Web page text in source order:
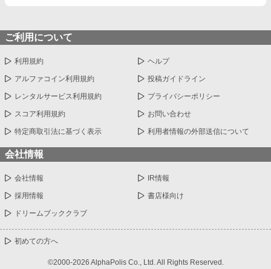
ご利用について
利用規約 ヘルプ
アルファコイン利用規約 投稿ガイドライン
レンタルサービス利用規約 プライバシーポリシー
スコア利用規約 お問い合わせ
特定商取引法に基づく表示 利用者情報の外部送信について
会社情報
会社情報 IR情報
採用情報 書店様向け
ドリームブッククラブ
初めての方へ
©2000-2026 AlphaPolis Co., Ltd. All Rights Reserved.